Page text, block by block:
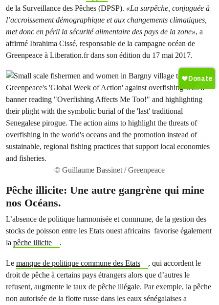
de la Surveillance des Pêches (DPSP). «La surpêche, conjuguée à
l’accroissement démographique et aux changements climatiques,
met donc en péril la sécurité alimentaire des pays de la zone», a
affirmé Ibrahima Cissé, responsable de la campagne océan de
Greenpeace à Liberation.fr dans son édition du 17 mai 2017.
© Guillaume Bassinet / Greenpeace
Pêche illicite: Une autre gangrène qui mine
nos Océans.
L’absence de politique harmonisée et commune, de la gestion des
stocks de poisson entre les Etats ouest africains favorise également
la pêche illicite .
Le manque de politique commune des Etats
, qui accordent le
droit de pêche à certains pays étrangers alors que d’autres le
refusent, augmente le taux de pêche illégale. Par exemple, la pêche
non autorisée de la flotte russe dans les eaux sénégalaises a